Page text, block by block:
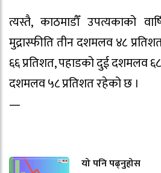
त्यस्तै, काठमाडौँ उपत्यकाको
मुद्रास्फीति तीन दशमलव ४८
६६ प्रतिशत, पहाडको दुई दशमलव
दशमलव ५८ प्रतिशत रहेको छ ।
—
यो पनि पढ्नुहोस